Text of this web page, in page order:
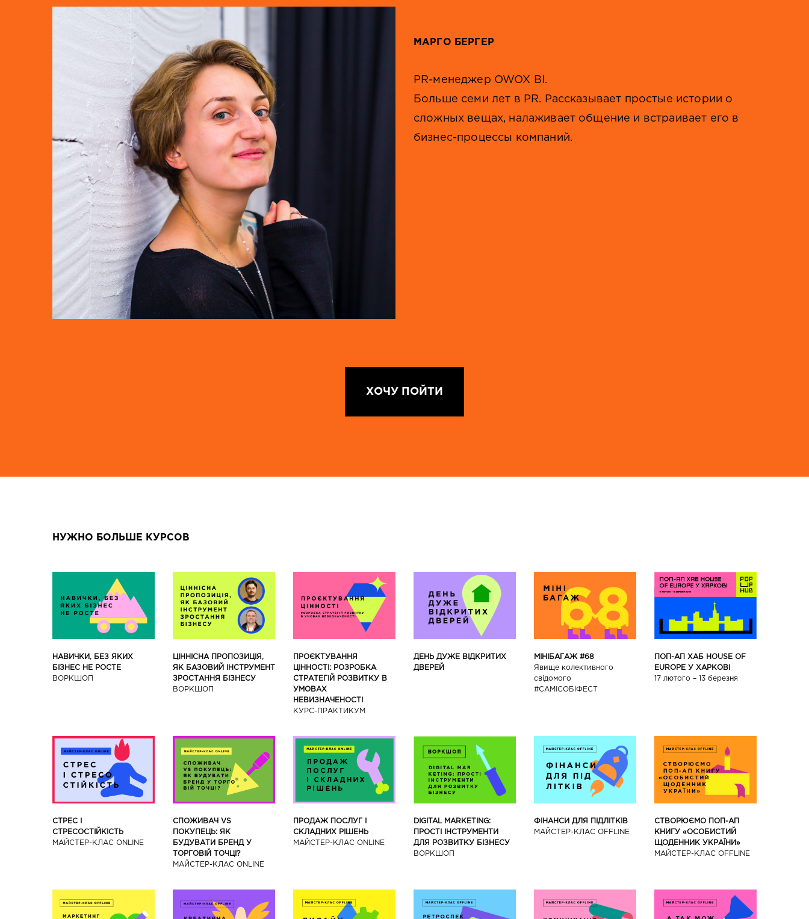
МАРГО БЕРГЕР
PR-менеджер OWOX BI.
Больше семи лет в PR. Рассказывает простые истории о
сложных вещах, налаживает общение и встраивает его в
бизнес-процессы компаний.
ХОЧУ ПОЙТИ
НУЖНО БОЛЬШЕ КУРСОВ
НАВИЧКИ, БЕЗ ЯКИХ
БІЗНЕС НЕ РОСТЕ
ВОРКШОП
ЦІННІСНА ПРОПОЗИЦІЯ,
ЯК БАЗОВИЙ ІНСТРУМЕНТ
ЗРОСТАННЯ БІЗНЕСУ
ВОРКШОП
ПРОЄКТУВАННЯ
ЦІННОСТІ: РОЗРОБКА
СТРАТЕГІЙ РОЗВИТКУ В
УМОВАХ
НЕВИЗНАЧЕНОСТІ
КУРС-ПРАКТИКУМ
ДЕНЬ ДУЖЕ ВІДКРИТИХ
ДВЕРЕЙ
МІНІБАГАЖ #68
Явище колективного
свідомого
#САМІСОБІФЕСТ
ПОП-АП ХАБ HOUSE OF
EUROPE У ХАРКОВІ
17 лютого – 13 березня
СТРЕС І
СТРЕСОСТІЙКІСТЬ
МАЙСТЕР-КЛАС ONLINE
СПОЖИВАЧ VS
ПОКУПЕЦЬ: ЯК
БУДУВАТИ БРЕНД У
ТОРГОВІЙ ТОЧЦІ?
МАЙСТЕР-КЛАС ONLINE
ПРОДАЖ ПОСЛУГ І
СКЛАДНИХ РІШЕНЬ
МАЙСТЕР-КЛАС ONLINE
DIGITAL MARKETING:
ПРОСТІ ІНСТРУМЕНТИ
ДЛЯ РОЗВИТКУ БІЗНЕСУ
ВОРКШОП
ФІНАНСИ ДЛЯ ПІДЛІТКІВ
МАЙCТЕР-КЛАС OFFLINE
СТВОРЮЄМО ПОП-АП
КНИГУ «ОСОБИСТИЙ
ЩОДЕННИК УКРАЇНИ»
МАЙCТЕР-КЛАС OFFLINE